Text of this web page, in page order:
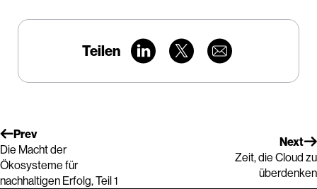
Teilen
Prev
Die Macht der
Ökosysteme für
nachhaltigen Erfolg, Teil 1
Next
Zeit, die Cloud zu
überdenken